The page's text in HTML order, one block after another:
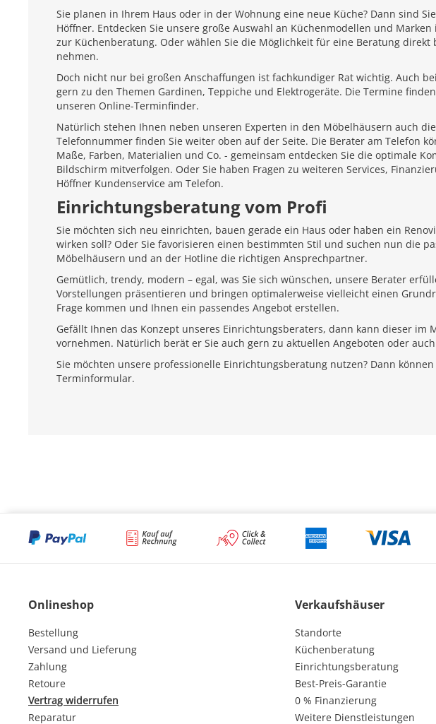
Sie planen in Ihrem Haus oder in der Wohnung eine neue Küche? Dann sind
Höffner. Entdecken Sie unsere große Auswahl an Küchenmodellen und
zur Küchenberatung. Oder wählen Sie die Möglichkeit für eine Beratung
nehmen.
Doch nicht nur bei großen Anschaffungen ist fachkundiger Rat wichtig. Auch
gern zu den Themen Gardinen, Teppiche und Elektrogeräte. Die Termine
unseren Online-Terminfinder.
Natürlich stehen Ihnen neben unseren Experten in den Möbelhäusern auch
Telefonnummer finden Sie weiter oben auf der Seite. Die Berater am Telefon
Maße, Farben, Materialien und Co. - gemeinsam entdecken Sie die optimale
Bildschirm mitverfolgen. Oder Sie haben Fragen zu weiteren Services,
Höffner Kundenservice am Telefon.
Einrichtungsberatung vom Profi
Sie möchten sich neu einrichten, bauen gerade ein Haus oder haben ein
wirken soll? Oder Sie favorisieren einen bestimmten Stil und suchen nun die
Möbelhäusern und an der Hotline die richtigen Ansprechpartner.
Gemütlich, trendy, modern – egal, was Sie sich wünschen, unsere Berater
Vorstellungen präsentieren und bringen optimalerweise vielleicht einen
Frage kommen und Ihnen ein passendes Angebot erstellen.
Gefällt Ihnen das Konzept unseres Einrichtungsberaters, dann kann dieser
vornehmen. Natürlich berät er Sie auch gern zu aktuellen Angeboten oder
Sie möchten unsere professionelle Einrichtungsberatung nutzen? Dann
Terminformular.
Onlineshop
Bestellung
Versand und Lieferung
Zahlung
Retoure
Vertrag widerrufen
Reparatur
Verkaufshäuser
Standorte
Küchenberatung
Einrichtungsberatung
Best-Preis-Garantie
0 % Finanzierung
Weitere Dienstleistungen